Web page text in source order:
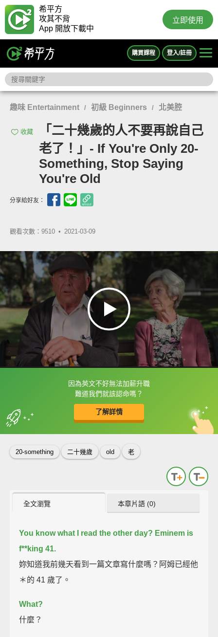
希平方
攻其不背
App 開放下載中
立即使用
購買課程 登入/註冊
趣味 Entertainment / 初級 Beginners / 北美腔
收藏
「二十幾歲的人不要再說自己
老了！」- If You're Only 20-
Something, Stop Saying
You're Old
分享給好友：
觀看次數：9510 • 2021-03-09
因為英文不好無法加薪升職
難道我們就該認命嗎？
了解詳情
框選或點兩下字幕可以直接查字典喔！
收錄佳句 中
英
20-something 二十幾歲 old 老
全文瀏覽 本章片語 (0)
You know what I read the other day? Eminem is
f**king 41.
妳知道我前幾天看到一篇文章寫什麼嗎？阿姆已經他
＊的 41 歲了。
What?
什麼？